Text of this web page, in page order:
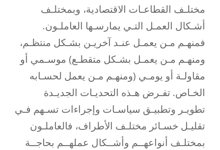
مختلـف القطاعـات الاقتصادية، وبمختلـف
أشـكال العمـل التـي يمارسـها العاملـون.
فمنهـم مـن يعمـل عنـد آخريـن بشـكل منتظـم،
ومنهـم مـن يعمـل بشـكل متقطـع) موسـمي أو
مقاولـة أو يومـي (ومنهـم مـن يعمل لحسـابه
الخـاص. تفـرض هـذه التحديـات الجديـدة
تطويـر وتطبيـق سياسـات وإجراءات تسـهم فـي
تقليـل خسـائر مختلـف الأطراف، فالعاملـون
بمختلـف أنواعهــم وأشــكال عملهــم بحاجــة